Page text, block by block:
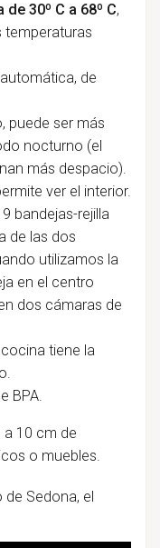
30º C a 68º C,
temperaturas
de
puede ser más
nocturno (el
más despacio).
ver el interior.
bandejas-rejilla
de las dos
utilizamos la
en el centro
dos cámaras de
tiene la
BPA.
a 10 cm de
o muebles.
Sedona, el